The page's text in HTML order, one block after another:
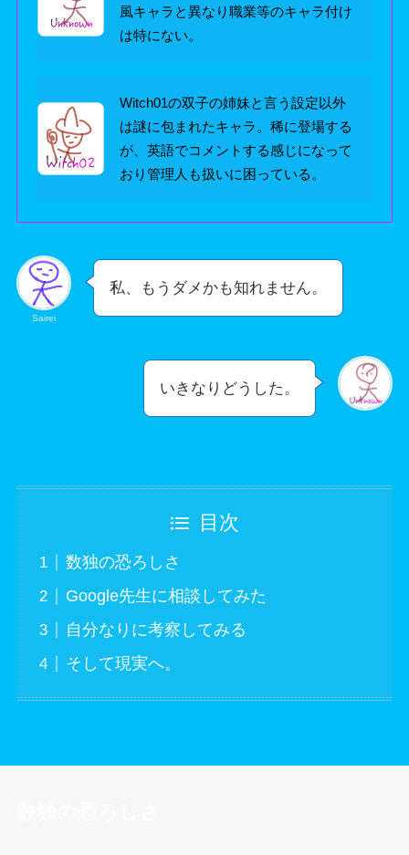
風キャラと異なり職業等のキャラ付け
は特にない。
Witch01の双子の姉妹と言う設定以外
は謎に包まれたキャラ。稀に登場する
が、英語でコメントする感じになって
おり管理人も扱いに困っている。
Sairei
私、もうダメかも知れません。
いきなりどうした。
目次
数独の恐ろしさ
Google先生に相談してみた
自分なりに考察してみる
そして現実へ。